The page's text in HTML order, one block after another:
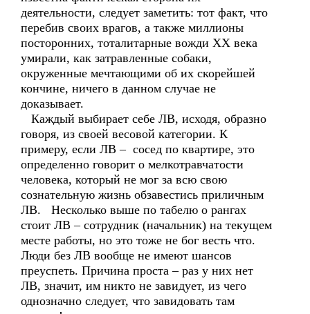
деятельности, следует заметить: тот факт, что
перебив своих врагов, а также миллионы
посторонних, тоталитарные вожди XX века
умирали, как затравленные собаки,
окруженные мечтающими об их скорейшей
кончине, ничего в данном случае не
доказывает.
Каждый выбирает себе ЛВ, исходя, образно
говоря, из своей весовой категории. К
примеру, если ЛВ – сосед по квартире, это
определенно говорит о мелкотравчатости
человека, который не мог за всю свою
сознательную жизнь обзавестись приличным
ЛВ. Несколько выше по табелю о рангах
стоит ЛВ – сотрудник (начальник) на текущем
месте работы, но это тоже не бог весть что.
Люди без ЛВ вообще не имеют шансов
преуспеть. Причина проста – раз у них нет
ЛВ, значит, им никто не завидует, из чего
однозначно следует, что завидовать там